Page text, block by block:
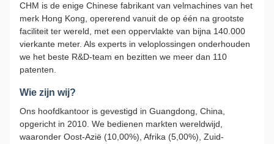
CHM is de enige Chinese fabrikant van velmachines van het
merk Hong Kong, opererend vanuit de op één na grootste
faciliteit ter wereld, met een oppervlakte van bijna 140.000
vierkante meter. Als experts in veloplossingen onderhouden
we het beste R&D-team en bezitten we meer dan 110
patenten.
Wie zijn wij?
Ons hoofdkantoor is gevestigd in Guangdong, China,
opgericht in 2010. We bedienen markten wereldwijd,
waaronder Oost-Azië (10,00%), Afrika (5,00%), Zuid-